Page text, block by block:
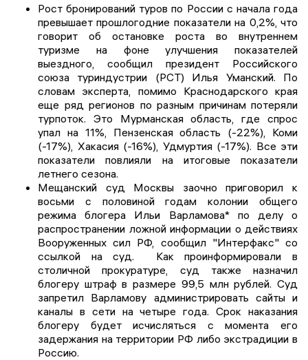
Рост бронирований туров по России с начала года
превышает прошлогодние показатели на 0,2%, что
говорит об остановке роста во внутреннем
туризме на фоне улучшения показателей
выездного, сообщил президент Российского
союза туриндустрии (РСТ) Илья Уманский. По
словам эксперта, помимо Краснодарского края
еще ряд регионов по разным причинам потеряли
турпоток. Это Мурманская область, где спрос
упал на 11%, Пензенская область (-22%), Коми
(-17%), Хакасия (-16%), Удмуртия (-17%). Все эти
показатели повлияли на итоговые показатели
летнего сезона.
Мещанский суд Москвы заочно приговорил к
восьми с половиной годам колонии общего
режима блогера Ильи Варламова* по делу о
распространении ложной информации о действиях
Вооруженных сил РФ, сообщил "Интерфакс" со
ссылкой на суд. Как проинформировали в
столичной прокуратуре, суд также назначил
блогеру штраф в размере 99,5 млн рублей. Суд
запретил Варламову администрировать сайты и
каналы в сети на четыре года. Срок наказания
блогеру будет исчисляться с момента его
задержания на территории РФ либо экстрадиции в
Россию.